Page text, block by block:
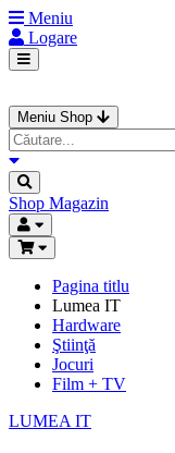
Meniu
Logare
Meniu Shop
Shop Magazin
Pagina titlu
Lumea IT
Hardware
Ştiinţă
Jocuri
Film + TV
LUMEA IT